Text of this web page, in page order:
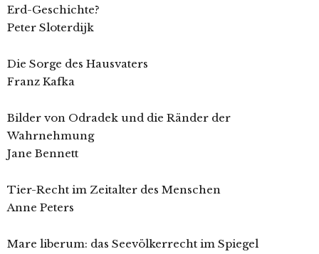
Erd-Geschichte?
Peter Sloterdijk
Die Sorge des Hausvaters
Franz Kafka
Bilder von Odradek und die Ränder der
Wahrnehmung
Jane Bennett
Tier-Recht im Zeitalter des Menschen
Anne Peters
Mare liberum: das Seevölkerrecht im Spiegel